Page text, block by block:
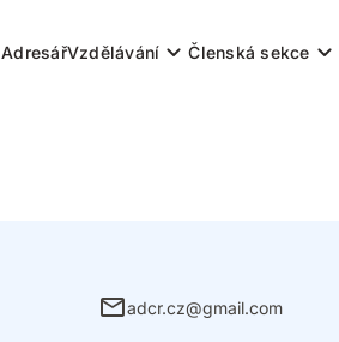
AdresářVzdělávání Členská sekce
adcr.cz@gmail.com